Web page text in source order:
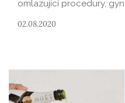
omlazující procedury,
02.08.2020